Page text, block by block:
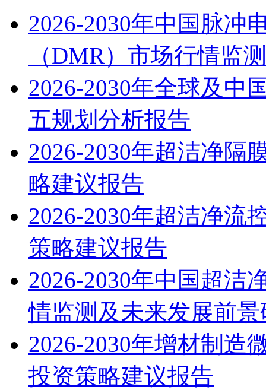
2026-2030年中国脉冲
（DMR）市场行情监
2026-2030年全球及中
五规划分析报告
2026-2030年超洁净隔
略建议报告
2026-2030年超洁净流
策略建议报告
2026-2030年中国超洁
情监测及未来发展前
2026-2030年增材制造
投资策略建议报告